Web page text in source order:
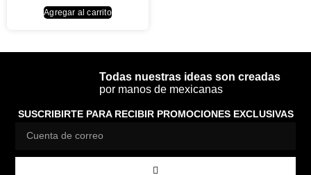
Agregar al carrito
Todas nuestras ideas son creadas
por manos de mexicanas
SUSCRIBIRTE PARA RECIBIR PROMOCIONES EXCLUSIVAS